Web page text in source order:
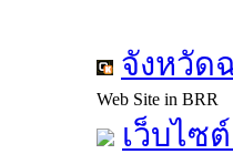
จังหวัด
Web Site in BRR
เว็บไซ